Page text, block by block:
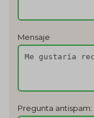
Mensaje
Pregunta antispam: